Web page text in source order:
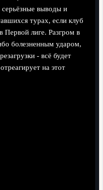
серьёзные выводы и
турах, если клуб
Первой лиге. Разгром в
болезненным ударом,
- всё будет
на этот